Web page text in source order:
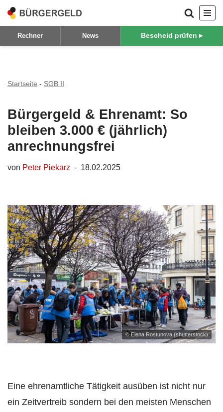
Zum
Inhalt
Rechner News Bescheid prüfen ▸
Startseite - SGB II
Bürgergeld & Ehrenamt: So
bleiben 3.000 € (jährlich)
anrechnungsfrei
von Peter Piekarz 18.02.2025
© Elena Rostunova (shutterstock)
Eine ehrenamtliche Tätigkeit ausüben ist nicht nur
ein Zeitvertreib sondern bei den meisten Menschen